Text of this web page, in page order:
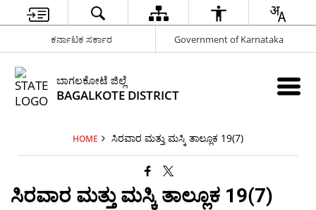
ಕರ್ನಾಟಕ ಸರ್ಕಾರ Government of Karnataka
ಬಾಗಲಕೋಟೆ ಜಿಲ್ಲೆ
BAGALKOTE DISTRICT
HOME ಸಿರವಾರ ಮತ್ತು ಮಸ್ಕಿ ತಾಲ್ಲೂಕ 19(7)
ಸಿರವಾರ ಮತ್ತು ಮಸ್ಕಿ ತಾಲ್ಲೂಕ 19(7)